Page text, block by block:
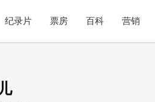
纪录片 票房 百科 营销